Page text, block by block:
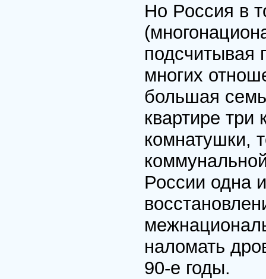
Но Россия в
подсчитывая
многих
большая
квартире
комнатушки,
России одна
наломать
90-е годы.